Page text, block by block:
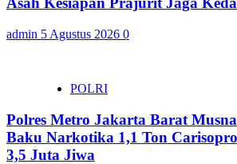
admin 5 Agustus 2026 0
POLRI
Polres Metro Jakarta Barat
Baku Narkotika 1,1 Ton
3,5 Juta Jiwa